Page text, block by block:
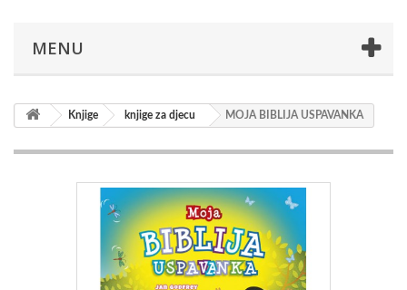
MENU
Knjige knjige za djecu MOJA BIBLIJA USPAVANKA